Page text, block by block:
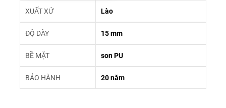
XUẤT XỨ Lào
ĐỘ DÀY 15 mm
BỀ MẶT son PU
BẢO HÀNH 20 năm